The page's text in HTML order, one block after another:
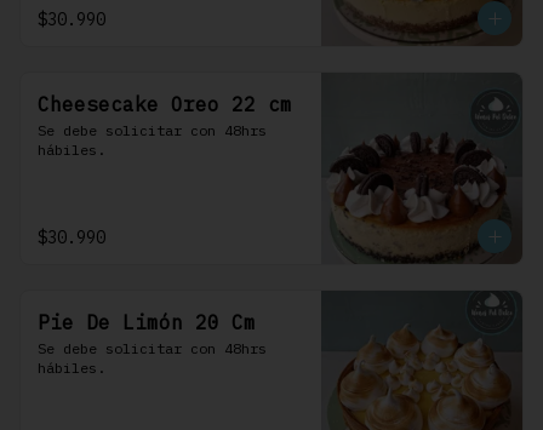
$30.990
Cheesecake Oreo 22 cm
Se debe solicitar con 48hrs
hábiles.
$30.990
Pie De Limón 20 Cm
Se debe solicitar con 48hrs
hábiles.